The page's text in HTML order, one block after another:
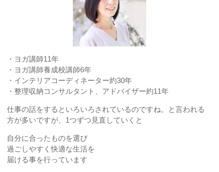
・ヨガ講師11年
・ヨガ講師養成校講師6年
・インテリアコーディネーター約30年
・整理収納コンサルタント、アドバイザー約11年
仕事の話をするといろいろされているのですね。と言われる
方が多いですが、1つずつ見直していくと
自分に合ったものを選び
過ごしやすく快適な生活を
届ける事を行っています